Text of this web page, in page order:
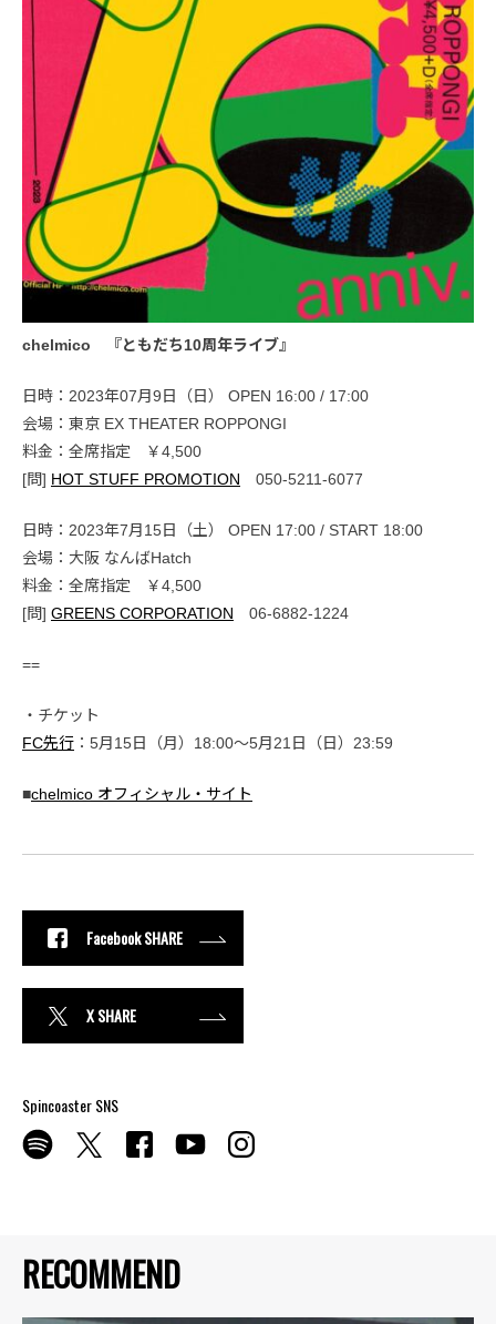
RECOMMEND
chelmico 『ともだち10周年ライブ』
日時：2023年07月9日（日） OPEN 16:00 / 17:00
会場：東京 EX THEATER ROPPONGI
料金：全席指定 ￥4,500
[問] HOT STUFF PROMOTION 050-5211-6077
日時：2023年7月15日（土） OPEN 17:00 / START 18:00
会場：大阪 なんばHatch
料金：全席指定 ￥4,500
[問] GREENS CORPORATION 06-6882-1224
==
・チケット
FC先行 ：5月15日（月）18:00〜5月21日（日）23:59
■chelmico オフィシャル・サイト
Facebook SHARE
X SHARE
Spincoaster SNS